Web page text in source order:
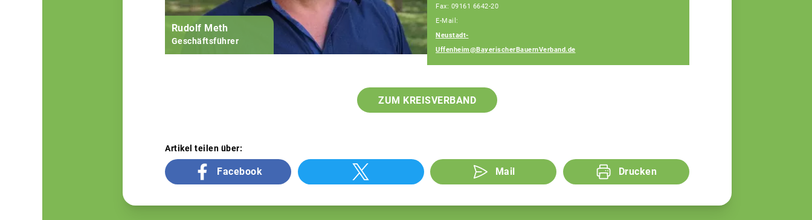
Rudolf Meth
Geschäftsführer Fachberater
Fax: 09161 6642-20
E-Mail:
Neustadt-
Uffenheim@BayerischerBauernVerband.de
ZUM KREISVERBAND
Artikel teilen über:
Facebook Mail Drucken